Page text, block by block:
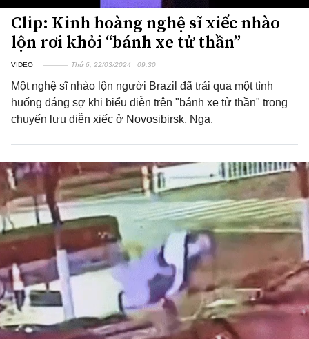
Clip: Kinh hoàng nghệ sĩ xiếc nhào
lộn rơi khỏi “bánh xe tử thần”
VIDEO Thứ 6, 22/03/2024 | 09:30
Một nghệ sĩ nhào lộn người Brazil đã trải qua một tình
huống đáng sợ khi biểu diễn trên "bánh xe tử thần" trong
chuyến lưu diễn xiếc ở Novosibirsk, Nga.